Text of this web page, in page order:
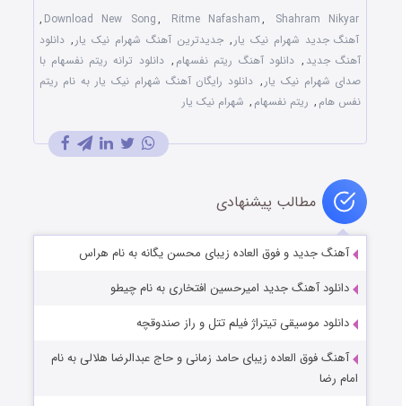
Download New Song, Ritme Nafasham, Shahram Nikyar
,
آهنگ جدید شهرام نیک یار , جدیدترین آهنگ شهرام نیک یار , دانلود
آهنگ جدید , دانلود آهنگ ریتم نفسهام , دانلود ترانه ریتم نفسهام با
صدای شهرام نیک یار , دانلود رایگان آهنگ شهرام نیک یار به نام ریتم
نفس هام , ریتم نفسهام , شهرام نیک یار
مطالب پیشنهادی
آهنگ جدید و فوق العاده زیبای محسن یگانه به نام هراس
دانلود آهنگ جدید امیرحسین افتخاری به نام چیطو
دانلود موسیقی تیتراژ فیلم تتل و راز صندوقچه
آهنگ فوق العاده زیبای حامد زمانی و حاج عبدالرضا هلالی به نام
امام رضا